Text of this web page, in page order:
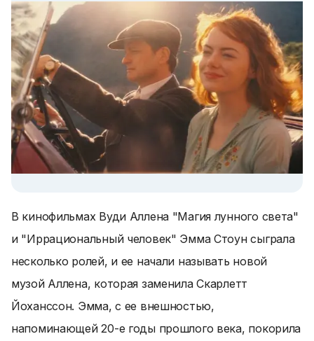
В кинофильмах Вуди Аллена "Магия лунного света"
и "Иррациональный человек" Эмма Стоун сыграла
несколько ролей, и ее начали называть новой
музой Аллена, которая заменила Скарлетт
Йоханссон. Эмма, с ее внешностью,
напоминающей 20-е годы прошлого века, покорила